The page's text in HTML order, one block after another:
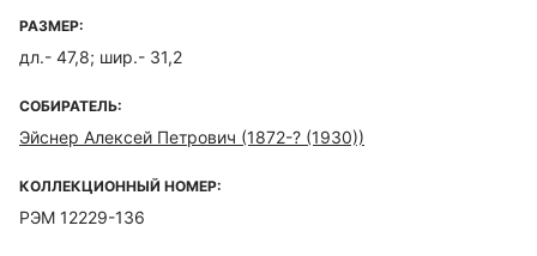
РАЗМЕР:
дл.- 47,8; шир.- 31,2
СОБИРАТЕЛЬ:
Эйснер Алексей Петрович (1872-? (1930))
КОЛЛЕКЦИОННЫЙ НОМЕР:
РЭМ 12229-136